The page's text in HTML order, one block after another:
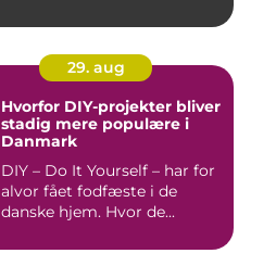
29. aug
Hvorfor DIY-projekter bliver
stadig mere populære i
Danmark
DIY – Do It Yourself – har for
alvor fået fodfæste i de
danske hjem. Hvor de...